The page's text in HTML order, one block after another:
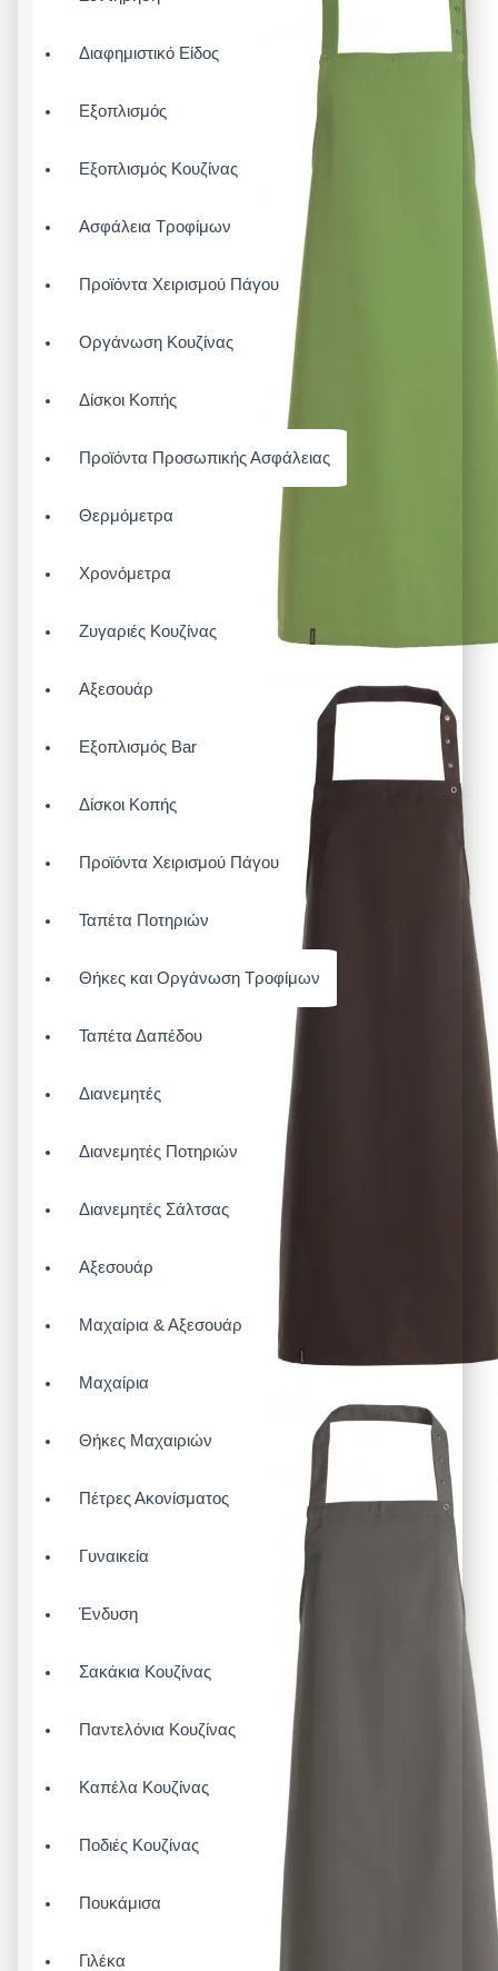
Διαφημιστικό Είδος
Εξοπλισμός
Εξοπλισμός Κουζίνας
Ασφάλεια Τροφίμων
Προϊόντα Χειρισμού Πάγου
Οργάνωση Κουζίνας
Δίσκοι Κοπής
Προϊόντα Προσωπικής Ασφάλειας
Θερμόμετρα
Χρονόμετρα
Ζυγαριές Κουζίνας
Αξεσουάρ
Εξοπλισμός Bar
Δίσκοι Κοπής
Προϊόντα Χειρισμού Πάγου
Ταπέτα Ποτηριών
Θήκες και Οργάνωση Τροφίμων
Ταπέτα Δαπέδου
Διανεμητές
Διανεμητές Ποτηριών
Διανεμητές Σάλτσας
Αξεσουάρ
Μαχαίρια & Αξεσουάρ
Μαχαίρια
Θήκες Μαχαιριών
Πέτρες Ακονίσματος
Γυναικεία
Ένδυση
Σακάκια Κουζίνας
Παντελόνια Κουζίνας
Καπέλα Κουζίνας
Ποδιές Κουζίνας
Πουκάμισα
Γιλέκα